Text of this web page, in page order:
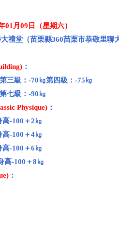
01月09日（星期六）
禮堂（苗栗縣360苗栗市恭敬里聯
：
三級：-70㎏第四級：-75㎏
七級：-90㎏
Physique) ：
-100＋2㎏
-100＋4㎏
-100＋6㎏
高-100＋8㎏
：